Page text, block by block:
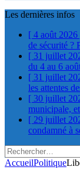
Les dernières infos
[ 4 août 2026
de sécurité ?
[ 31 juillet
du 4 au 6
[ 31 juillet
les attentes
[ 30 juillet
municipale,
[ 29 juillet
condamné à
Rechercher :
AccueilPolitique